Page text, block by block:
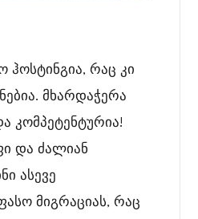
ჰოსტინგია, რაც კი
მხარდაჭერა
კომპეტენტურია!
და ძალიან
ასევე
მიგრაციას, რაც